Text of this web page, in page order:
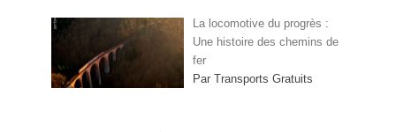
La locomotive du progrès :
Une histoire des chemins de
fer
Par Transports Gratuits